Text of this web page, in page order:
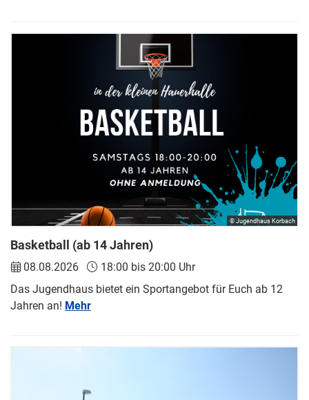
Basketball (ab 14 Jahren)
08.08.2026
18:00 bis 20:00 Uhr
Das Jugendhaus bietet ein Sportangebot für Euch ab 12
Jahren an! Mehr
© Jugendhaus Korbach